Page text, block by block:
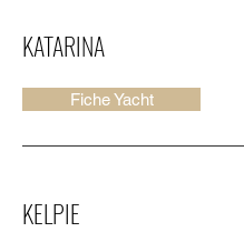
KATARINA
Fiche Yacht
KELPIE